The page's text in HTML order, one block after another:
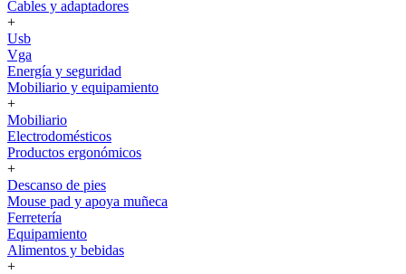
Cables y adaptadores
+
Usb
Vga
Energía y seguridad
Mobiliario y equipamiento
+
Mobiliario
Electrodomésticos
Productos ergonómicos
+
Descanso de pies
Mouse pad y apoya muñeca
Ferretería
Equipamiento
Alimentos y bebidas
+